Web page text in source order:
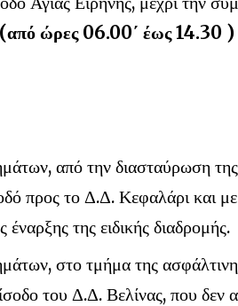
(από ώρες 06.00΄ έως 14.30 )
από την διασταύρωση
προς το Δ.Δ. Κεφαλάρι και
της ειδικής διαδρομής.
στο τμήμα της
του Δ.Δ. Βελίνας, που δεν